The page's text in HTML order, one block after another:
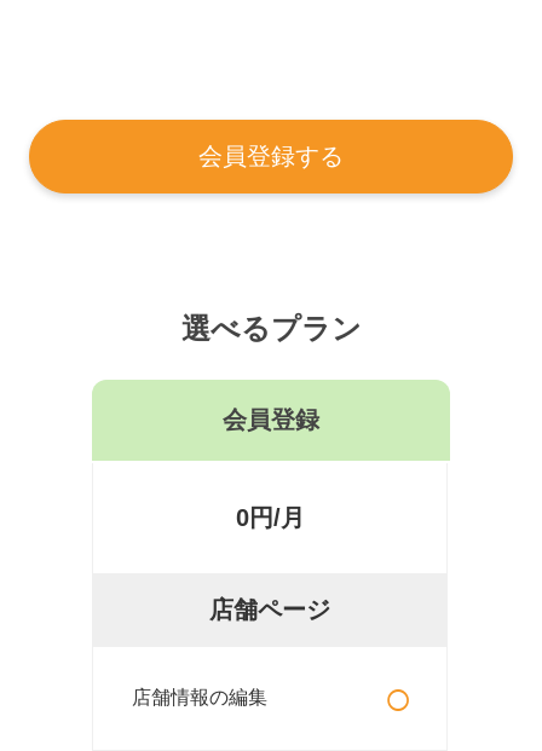
会員登録する
選べるプラン
会員登録
0円/月
店舗ページ
店舗情報の編集 ○